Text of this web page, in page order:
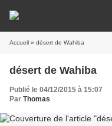
Accueil » désert de Wahiba
désert de Wahiba
Publié le 04/12/2015 à 15:07
Par Thomas